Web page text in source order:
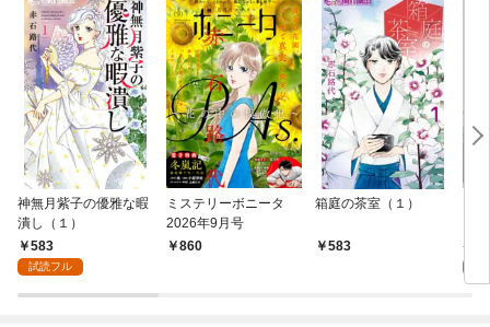
神無月紫子の優雅な暇
潰し（１）
583
試読フル
ミステリーボニータ
2026年9月号
860
箱庭の茶室（１）
583